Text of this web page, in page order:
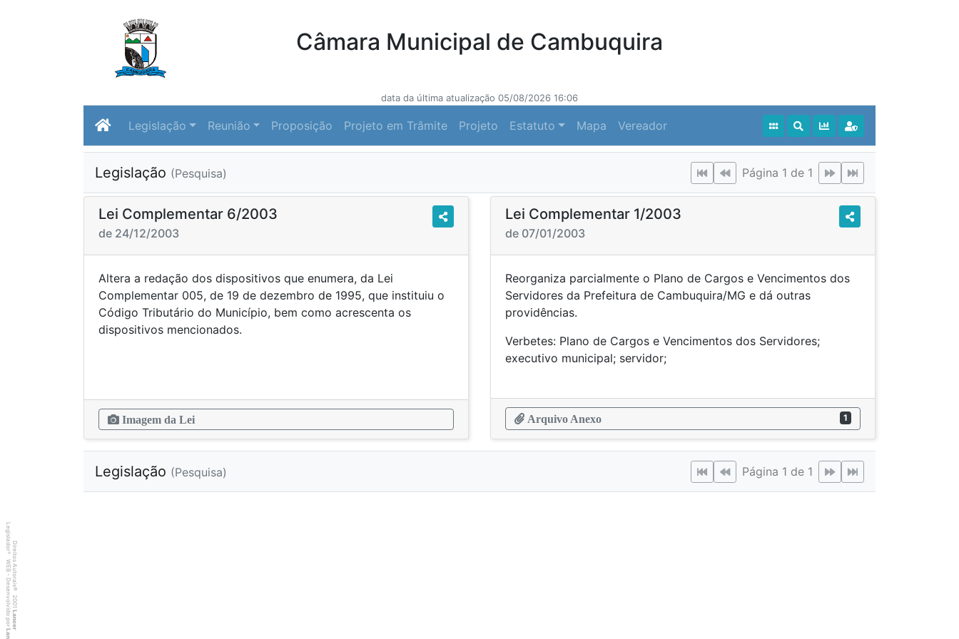
Câmara Municipal de Cambuquira
data da última atualização 05/08/2026 16:06
Legislação Reunião Proposição Projeto em Trâmite Projeto Estatuto Mapa Vereador
Legislação (Pesquisa) Página 1 de 1
Lei Complementar 6/2003
de 24/12/2003
Altera a redação dos dispositivos que enumera, da Lei
Complementar 005, de 19 de dezembro de 1995, que instituiu o
Código Tributário do Município, bem como acrescenta os
dispositivos mencionados.
Imagem da Lei
Lei Complementar 1/2003
de 07/01/2003
Reorganiza parcialmente o Plano de Cargos e Vencimentos dos
Servidores da Prefeitura de Cambuquira/MG e dá outras
providências.
Verbetes: Plano de Cargos e Vencimentos dos Servidores;
executivo municipal; servidor;
Arquivo Anexo 1
Legislação (Pesquisa) Página 1 de 1
Direitos Autorais
©
2001
Lancer
Legislador
®
WEB - Desenvolvido por